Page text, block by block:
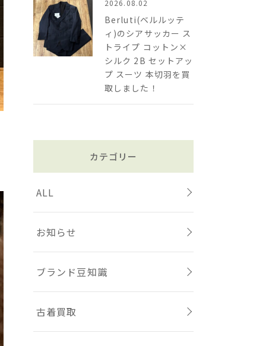
2026.08.02
Berluti(ベルルッテ
ィ)のシアサッカー ス
トライプ コットン×
シルク 2B​ セットアッ
プ スーツ 本切羽を買
取しました！
カテゴリー
ALL
お知らせ
ブランド豆知識
古着買取